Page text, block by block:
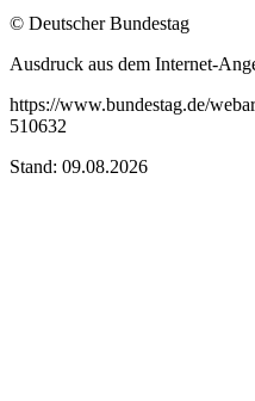
© Deutscher Bundestag
Ausdruck aus dem Internet-
https://www.bundestag.de/
510632
Stand: 09.08.2026